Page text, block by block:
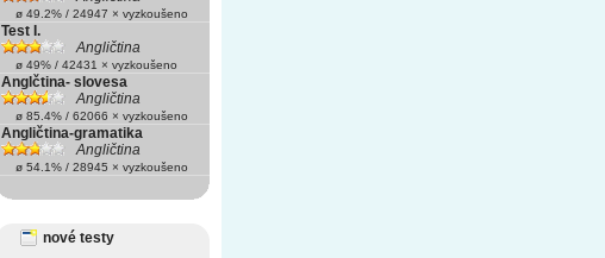
ø 49.2% / 24947 × vyzkoušeno
Test I.
Angličtina
ø 49% / 42431 × vyzkoušeno
Anglčtina- slovesa
Angličtina
ø 85.4% / 62066 × vyzkoušeno
Angličtina-gramatika
Angličtina
ø 54.1% / 28945 × vyzkoušeno
nové testy